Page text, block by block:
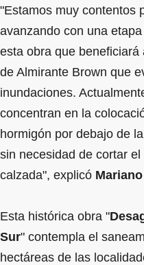
"Estamos muy contentos
avanzando con una
esta obra que
de Almirante Brown que
inundaciones.
concentran en la
hormigón por debajo de
sin necesidad de cortar
calzada", explicó
Esta histórica obra "
Sur" contempla el
hectáreas de las